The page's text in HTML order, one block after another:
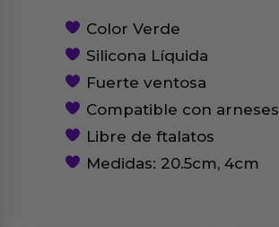
Color Verde
Silicona Líquida
Fuerte ventosa
Compatible con arneses
Libre de ftalatos
Medidas: 20.5cm, 4cm